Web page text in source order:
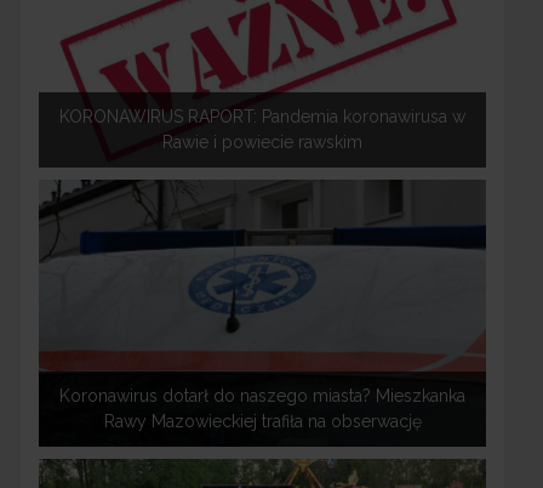
KORONAWIRUS RAPORT: Pandemia koronawirusa w
Rawie i powiecie rawskim
Koronawirus dotarł do naszego miasta? Mieszkanka
Rawy Mazowieckiej trafiła na obserwację